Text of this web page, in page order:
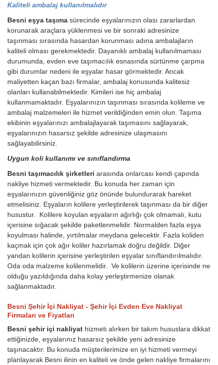
Kaliteli ambalaj kullanılmalıdır
Besni eşya taşıma sürecinde eşyalarınızın olası zararlardan
korunarak araçlara yüklenmesi ve bir sonraki adresinize
taşınması sırasında hasardan korunması adına ambalajların
kaliteli olması gerekmektedir. Dayanıklı ambalaj kullanılmaması
durumunda, evden eve taşımacılık esnasında sürtünme çarpma
gibi durumlar nedeni ile eşyalar hasar görmektedir. Ancak
maliyetten kaçan bazı firmalar, ambalaj konusunda kalitesiz
olanları kullanabilmektedir. Kimileri ise hiç ambalaj
kullanmamaktadır. Eşyalarınızın taşınması sırasında kolileme ve
ambalaj malzemeleri ile hizmet verildiğinden emin olun. Taşıma
ekibinin eşyalarınızı ambalajlayarak taşımasını sağlayarak,
eşyalarınızın hasarsız şekilde adresinize ulaşmasını
sağlayabilirsiniz.
Uygun koli kullanımı ve sınıflandırma
Besni taşımacılık şirketleri arasında onlarcası kendi çapında
nakliye hizmeti vermektedir. Bu konuda her zaman için
eşyalarınızın güvenliğiniz göz önünde bulundurarak hareket
etmelisiniz. Eşyaların kolilere yerleştirilerek taşınması da bir diğer
husustur. Kolilere koyulan eşyaların ağırlığı çok olmamalı, kutu
içerisine sığacak şekilde paketlenmelidir. Normalden fazla eşya
koyulması halinde, yırtılmalar meydana gelecektir. Fazla koliden
kaçmak için çok ağır koliler hazırlamak doğru değildir. Diğer
yandan kolilerin içerisine yerleştirilen eşyalar sınıflandırılmalıdır.
Oda oda malzeme kolilenmelidir. Ve kolilerin üzerine içerisinde ne
olduğu yazıldığında daha kolay yerleştirmenize olanak
sağlanmaktadır.
Besni Şehir İçi Nakliyat - Şehir İçi Evden Eve Nakliyat
Firmaları ve Fiyatları
Besni şehir içi nakliyat hizmeti alırken bir takım hususlara dikkat
ettiğinizde, eşyalarınız hasarsız şekilde yeni adresinize
taşınacaktır. Bu konuda müşterilerimize en iyi hizmeti vermeyi
planlayarak Besni ilinin en kaliteli ve önde gelen nakliye firmalarını